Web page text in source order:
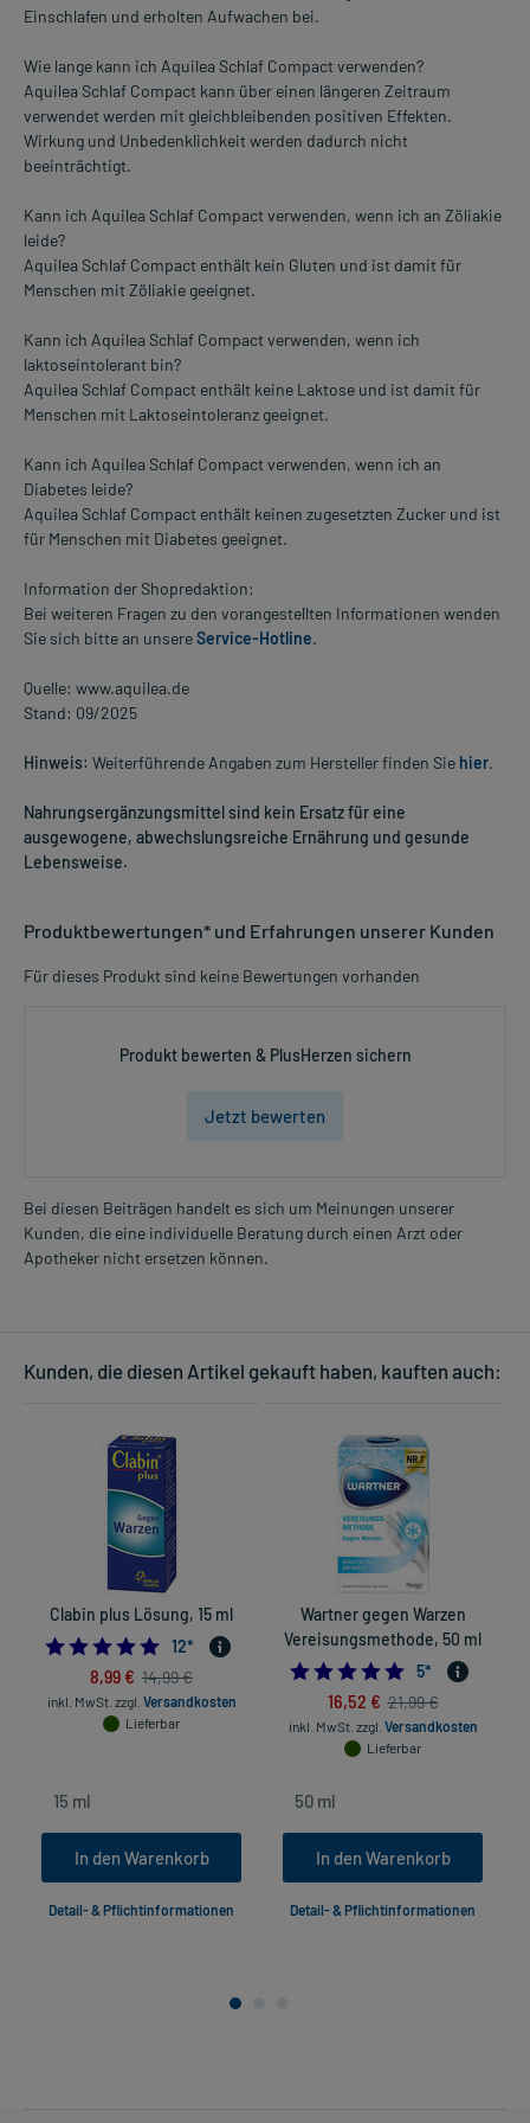
Einschlafen und erholten Aufwachen bei.
Wie lange kann ich Aquilea Schlaf Compact verwenden?
Aquilea Schlaf Compact kann über einen längeren Zeitraum
verwendet werden mit gleichbleibenden positiven Effekten.
Wirkung und Unbedenklichkeit werden dadurch nicht
beeinträchtigt.
Kann ich Aquilea Schlaf Compact verwenden, wenn ich an Zöliakie
leide?
Aquilea Schlaf Compact enthält kein Gluten und ist damit für
Menschen mit Zöliakie geeignet.
Kann ich Aquilea Schlaf Compact verwenden, wenn ich
laktoseintolerant bin?
Aquilea Schlaf Compact enthält keine Laktose und ist damit für
Menschen mit Laktoseintoleranz geeignet.
Kann ich Aquilea Schlaf Compact verwenden, wenn ich an
Diabetes leide?
Aquilea Schlaf Compact enthält keinen zugesetzten Zucker und ist
für Menschen mit Diabetes geeignet.
Information der Shopredaktion:
Bei weiteren Fragen zu den vorangestellten Informationen wenden
Sie sich bitte an unsereService-Hotline.
Quelle: www.aquilea.de
Stand: 09/2025
Hinweis: Weiterführende Angaben zum Hersteller finden Sie hier.
Nahrungsergänzungsmittel sind kein Ersatz für eine
ausgewogene, abwechslungsreiche Ernährung und gesunde
Lebensweise.
Produktbewertungen* und Erfahrungen unserer Kunden
Für dieses Produkt sind keine Bewertungen vorhanden
Produkt bewerten & PlusHerzen sichern
Jetzt bewerten
Bei diesen Beiträgen handelt es sich um Meinungen unserer
Kunden, die eine individuelle Beratung durch einen Arzt oder
Apotheker nicht ersetzen können.
Kunden, die diesen Artikel gekauft haben, kauften auch:
Clabin plus Lösung, 15 ml
4.833333333333333
12*
8,99 € 14,99 €
inkl. MwSt. zzgl. Versandkosten
Lieferbar
In den Warenkorb
Detail- & Pflichtinformationen
Wartner gegen Warzen
Vereisungsmethode, 50 ml
5.0
5*
16,52 € 21,99 €
inkl. MwSt. zzgl. Versandkosten
Lieferbar
In den Warenkorb
Detail- & Pflichtinformationen